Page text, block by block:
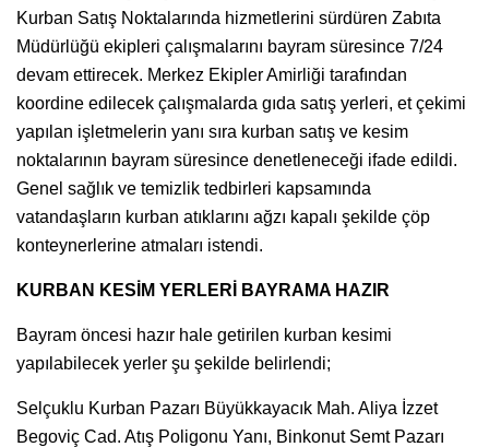
Kurban Satış Noktalarında hizmetlerini sürdüren Zabıta
Müdürlüğü ekipleri çalışmalarını bayram süresince 7/24
devam ettirecek. Merkez Ekipler Amirliği tarafından
koordine edilecek çalışmalarda gıda satış yerleri, et çekimi
yapılan işletmelerin yanı sıra kurban satış ve kesim
noktalarının bayram süresince denetleneceği ifade edildi.
Genel sağlık ve temizlik tedbirleri kapsamında
vatandaşların kurban atıklarını ağzı kapalı şekilde çöp
konteynerlerine atmaları istendi.
KURBAN KESİM YERLERİ BAYRAMA HAZIR
Bayram öncesi hazır hale getirilen kurban kesimi
yapılabilecek yerler şu şekilde belirlendi;
Selçuklu Kurban Pazarı Büyükkayacık Mah. Aliya İzzet
Begoviç Cad. Atış Poligonu Yanı, Binkonut Semt Pazarı